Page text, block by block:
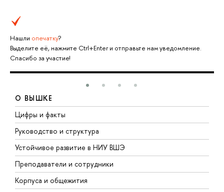
Нашли опечатку?
Выделите её, нажмите Ctrl+Enter и отправьте нам уведомление.
Спасибо за участие!
О ВЫШКЕ
Цифры и факты
Руководство и структура
Устойчивое развитие в НИУ ВШЭ
Преподаватели и сотрудники
Корпуса и общежития